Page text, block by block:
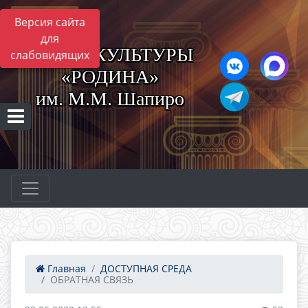
Версия сайта
для
слабовидящих
ЦЕНТР КУЛЬТУРЫ
«РОДИНА»
им. М.М. Шапиро
Главная
ДОСТУПНАЯ СРЕДА
ОБРАТНАЯ СВЯЗЬ